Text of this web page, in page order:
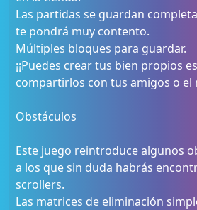
Las partidas se guardan
te pondrá muy contento.
Múltiples bloques para guardar.
¡¡Puedes crear tus bien propios
compartirlos con tus amigos o el
Obstáculos
Este juego reintroduce algunos
a los que sin duda habrás
scrollers.
Las matrices de eliminación